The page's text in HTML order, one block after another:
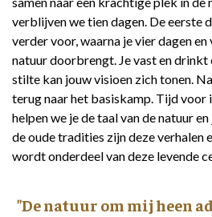
verblijven we tien dagen. De eerste
verder voor, waarna je vier dagen en
natuur doorbrengt. Je vast en drinkt
stilte kan jouw visioen zich tonen.
terug naar het basiskamp. Tijd voor
helpen we je de taal van de natuur
de oude tradities zijn deze verhalen
wordt onderdeel van deze levende
"De natuur om mij heen